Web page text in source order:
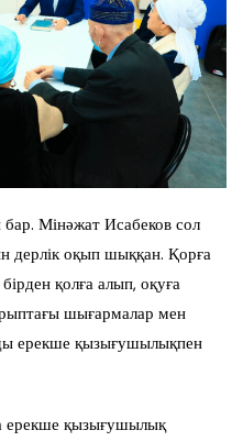
Мінәжат Исабеков сол
дерлік оқып шыққан. Қорға
қолға алып, оқуға
шығармалар мен
ерекше қызығушылықпен
ерекше қызығушылық